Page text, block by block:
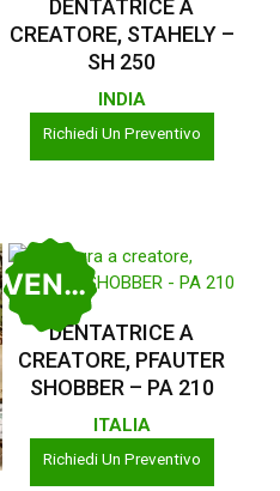
DENTATRICE A
CREATORE, STAHELY –
SH 250
INDIA
Richiedi Un Preventivo
VENDUTO
Leggi Tutto
DENTATRICE A
CREATORE, PFAUTER
SHOBBER – PA 210
ITALIA
Richiedi Un Preventivo